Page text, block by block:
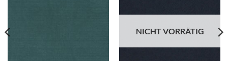
NICHT VORRÄTIG